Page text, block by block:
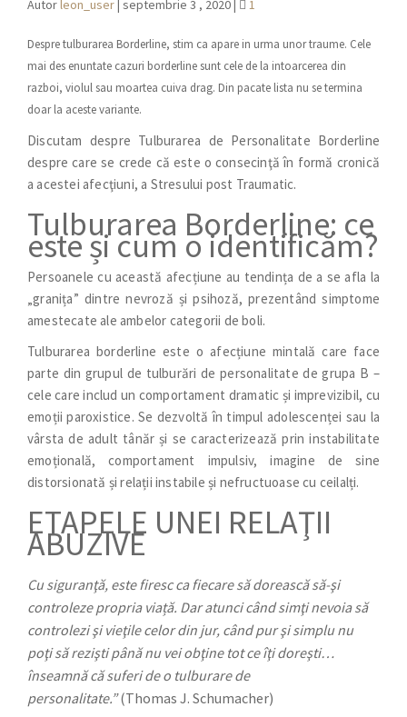
Autorleon_user septembrie 3 , 2020 1
Despre tulburarea Borderline, stim ca apare in urma unor traume. Cele
mai des enuntate cazuri borderline sunt cele de la intoarcerea din
razboi, violul sau moartea cuiva drag. Din pacate lista nu se termina
doar la aceste variante.
Discutam despre Tulburarea de Personalitate Borderline
despre care se crede că este o consecinţă în formă cronică
a acestei afecţiuni, a Stresului post Traumatic.
Tulburarea Borderline: ce
este și cum o identificăm?
Persoanele cu această afecțiune au tendința de a se afla la
„granița” dintre nevroză și psihoză, prezentând simptome
amestecate ale ambelor categorii de boli.
Tulburarea borderline este o afecțiune mintală care face
parte din grupul de tulburări de personalitate de grupa B –
cele care includ un comportament dramatic și imprevizibil, cu
emoții paroxistice. Se dezvoltă în timpul adolescenței sau la
vârsta de adult tânăr și se caracterizează prin instabilitate
emoțională, comportament impulsiv, imagine de sine
distorsionată și relații instabile și nefructuoase cu ceilalți.
ETAPELE UNEI RELAŢII
ABUZIVE
Cu siguranţă, este firesc ca fiecare să dorească să-şi
controleze propria viață. Dar atunci când simţi nevoia să
controlezi şi vieţile celor din jur, când pur şi simplu nu
poţi să rezişti până nu vei obţine tot ce îţi doreşti…
înseamnă că suferi de o tulburare de
personalitate.”(Thomas J. Schumacher)